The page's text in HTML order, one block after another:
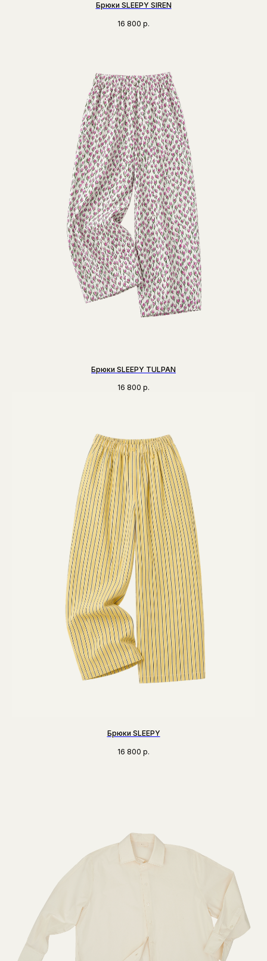
Брюки SLEEPY SIREN
16 800 р.
Брюки SLEEPY TULPAN
16 800 р.
Брюки SLEEPY
16 800 р.